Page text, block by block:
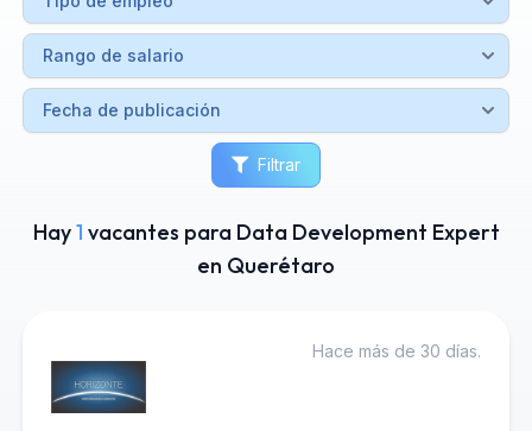
Filtrar
Hay1 vacantes para Data Development Expert
en Querétaro
Hace más de 30 días.